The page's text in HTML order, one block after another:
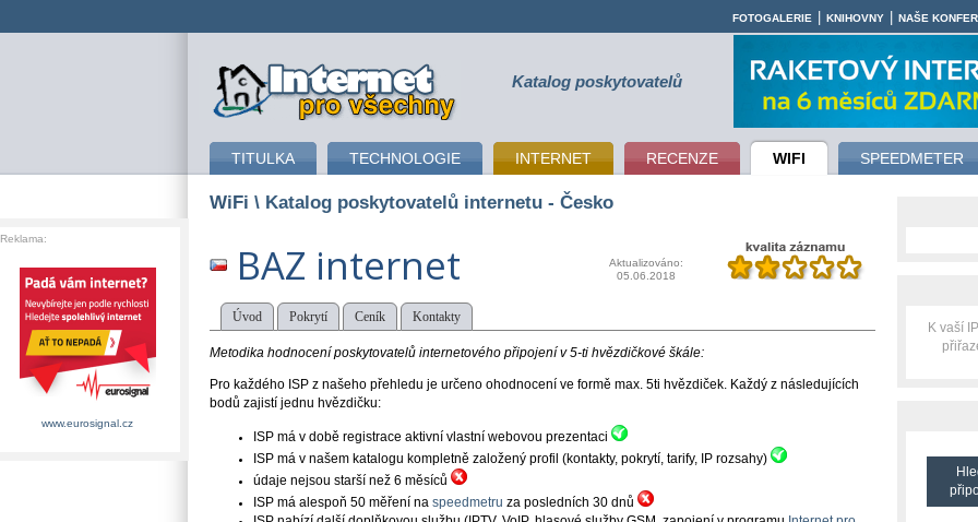
připojení k internetu Katalog poskytovatelů
TITULKA TECHNOLOGIE INTERNET RECENZE WIFI SPEEDMETER
FOTOGALERIE KNIHOVNY NAŠE
WiFi \ Katalog poskytovatelů internetu - Česko
BAZ internet
Aktualizováno:
05.06.2018
Úvod Pokrytí Ceník Kontakty
Metodika hodnocení poskytovatelů internetového připojení v 5-ti hvězdičkové škále:
Pro každého ISP z našeho přehledu je určeno ohodnocení ve formě max. 5ti hvězdiček. Každý z následujících
bodů zajistí jednu hvězdičku:
ISP má v době registrace aktivní vlastní webovou prezentaci
ISP má v našem katalogu kompletně založený profil (kontakty, pokrytí, tarify, IP rozsahy)
údaje nejsou starší než 6 měsíců
ISP má alespoň 50 měření na speedmetru za posledních 30 dnů
K vaší
Reklama:
www.eurosignal.cz